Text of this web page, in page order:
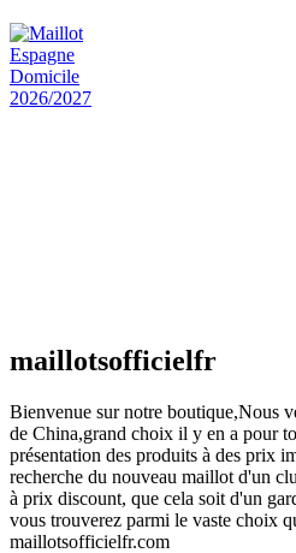
maillotsofficielfr
Bienvenue sur notre boutique,Nous
de China,grand choix il y en a pour
présentation des produits à des prix
recherche du nouveau maillot d'un
à prix discount, que cela soit d'un
vous trouverez parmi le vaste choix
maillotsofficielfr.com